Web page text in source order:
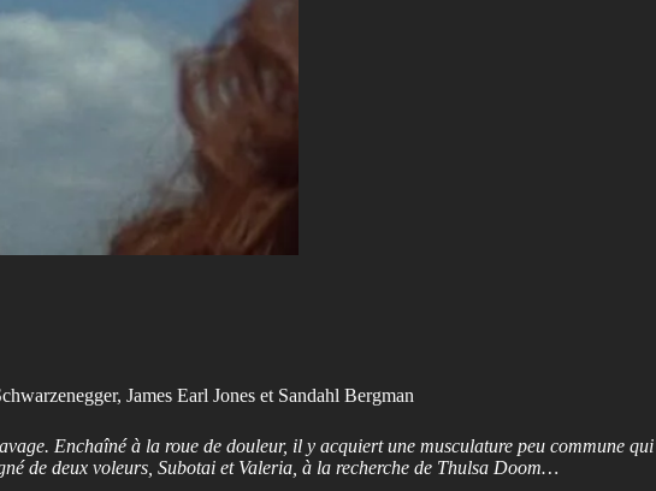
James Earl Jones et Sandahl Bergman
Enchaîné à la roue de douleur, il y acquiert une musculature peu commune qui
de deux voleurs, Subotai et Valeria, à la recherche de Thulsa Doom…